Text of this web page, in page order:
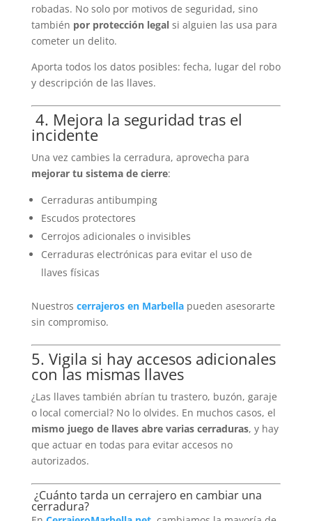
robadas. No solo por motivos de seguridad, sino
también por protección legalsi alguien las usa para
cometer un delito.
Aporta todos los datos posibles: fecha, lugar del robo
y descripción de las llaves.
️ 4. Mejora la seguridad tras el
incidente
Una vez cambies la cerradura, aprovecha para
mejorar tu sistema de cierre:
Cerraduras antibumping
Escudos protectores
Cerrojos adicionales o invisibles
Cerraduras electrónicas para evitar el uso de
llaves físicas
Nuestros cerrajeros en Marbellapueden asesorarte
sin compromiso.
5. Vigila si hay accesos adicionales
con las mismas llaves
¿Las llaves también abrían tu trastero, buzón, garaje
o local comercial? No lo olvides. En muchos casos, el
mismo juego de llaves abre varias cerraduras, y hay
que actuar en todas para evitar accesos no
autorizados.
‍ ¿Cuánto tarda un cerrajero en cambiar una
cerradura?